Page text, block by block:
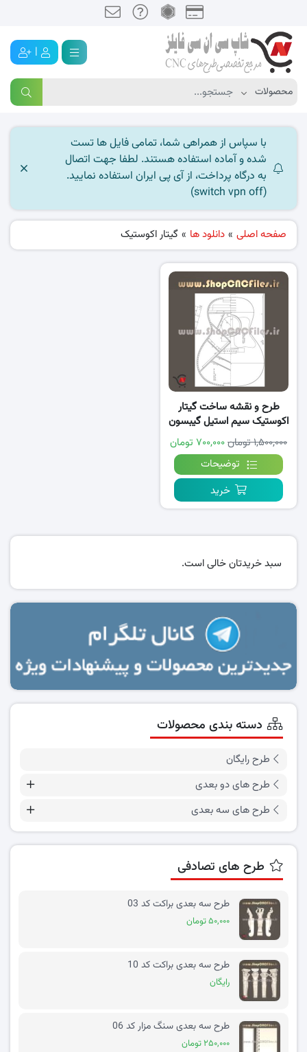
|
با سپاس از همراهی شما، تمامی فایل ها تست
شده و آماده استفاده هستند. لطفا جهت اتصال
به درگاه پرداخت، از آی پی ایران استفاده نمایید.
(switch vpn off)
صفحه اصلی » دانلود ها » گیتار اکوستیک
طرح و نقشه ساخت گیتار
اکوستیک سیم استیل گیبسون
۱,۵۰۰,۰۰۰ تومان
۷۰۰,۰۰۰ تومان
توضیحات
خرید
سبد خریدتان خالی است.
دسته بندی محصولات
طرح رایگان
طرح های دو بعدی
طرح های سه بعدی
طرح های تصادفی
طرح سه بعدی براکت کد 03
۵۰,۰۰۰ تومان
طرح سه بعدی براکت کد 10
رایگان
طرح سه بعدی سنگ مزار کد 06
۲۵۰,۰۰۰ تومان